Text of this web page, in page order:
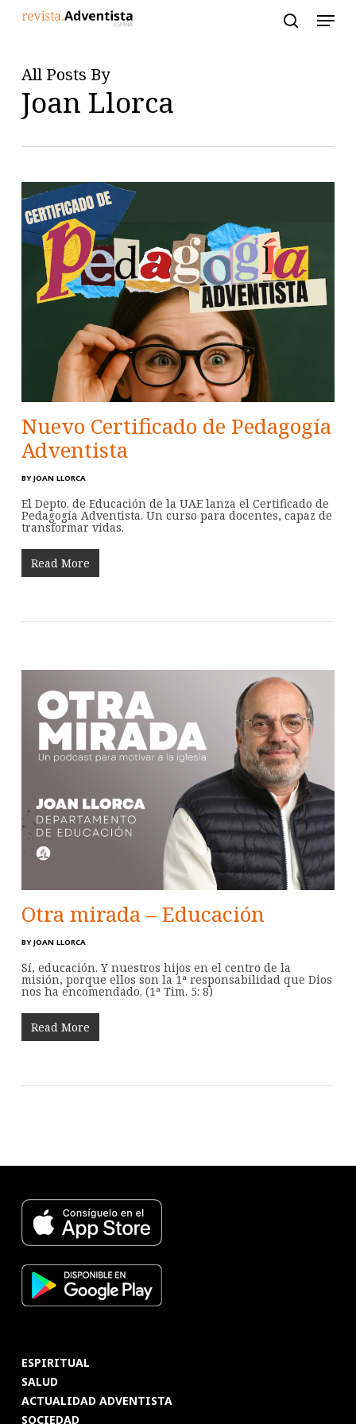
contentAll Posts By
Joan Llorca
Nuevo Certificado de Pedagogía
Adventista
BY JOAN LLORCA
El Depto. de Educación de la UAE lanza el Certificado de
Pedagogía Adventista. Un curso para docentes, capaz de
transformar vidas.
Read More
Otra mirada – Educación
BY JOAN LLORCA
Sí, educación. Y nuestros hijos en el centro de la
misión, porque ellos son la 1ª responsabilidad que Dios
nos ha encomendado. (1ª Tim. 5: 8)
Read More
ESPIRITUAL
SALUD
ACTUALIDAD ADVENTISTA
SOCIEDAD